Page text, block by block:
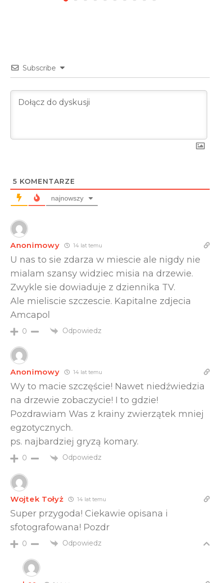
Subscribe
5 KOMENTARZE
najnowszy
Anonimowy 14 lat temu
U nas to sie zdarza w miescie ale nigdy nie
mialam szansy widziec misia na drzewie.
Zwykle sie dowiaduje z dziennika TV.
Ale mieliscie szczescie. Kapitalne zdjecia
Amcapol
0 Odpowiedz
Anonimowy 14 lat temu
Wy to macie szczęście! Nawet niedźwiedzia
na drzewie zobaczycie! I to gdzie!
Pozdrawiam Was z krainy zwierzątek mniej
egzotycznych.
ps. najbardziej gryzą komary.
0 Odpowiedz
Wojtek Tołyż 14 lat temu
Super przygoda! Ciekawie opisana i
sfotografowana! Pozdr
0 Odpowiedz